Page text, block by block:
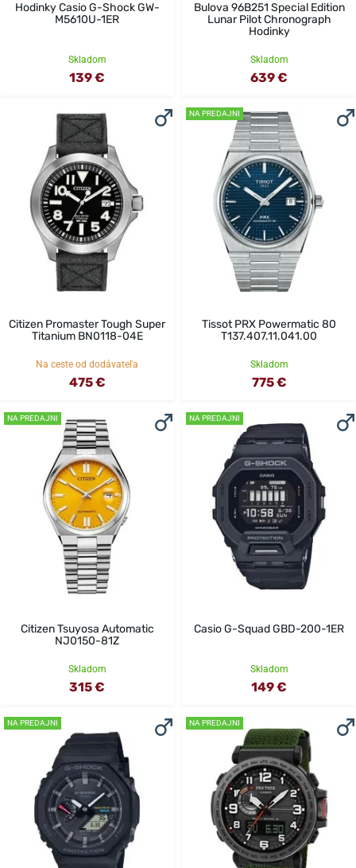
Hodinky Casio G-Shock GW-
M5610U-1ER
Skladom
139 €
Bulova 96B251 Special Edition
Lunar Pilot Chronograph
Hodinky
Skladom
639 €
Citizen Promaster Tough Super
Titanium BN0118-04E
Na ceste od dodávateľa
475 €
NA PREDAJNI
Tissot PRX Powermatic 80
T137.407.11.041.00
Skladom
775 €
NA PREDAJNI
Citizen Tsuyosa Automatic
NJ0150-81Z
Skladom
315 €
NA PREDAJNI
Casio G-Squad GBD-200-1ER
Skladom
149 €
NA PREDAJNI NA PREDAJNI